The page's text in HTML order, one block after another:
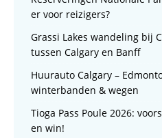
er voor reizigers?
Grassi Lakes wandeling bij
tussen Calgary en Banff
Huurauto Calgary –
winterbanden & wegen
Tioga Pass Poule 2026:
en win!